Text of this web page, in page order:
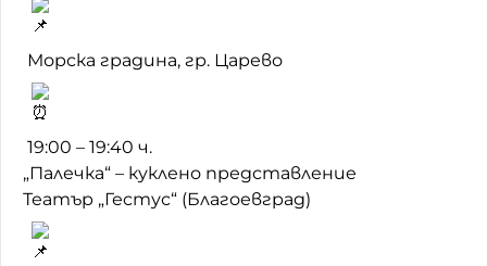
Морска градина, гр. Царево
19:00 – 19:40 ч.
„Палечка“ – куклено представление
Театър „Гестус“ (Благоевград)